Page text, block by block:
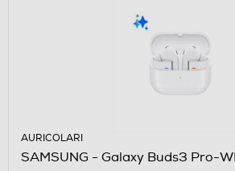
AURICOLARI
SAMSUNG - Galaxy Buds3 Pro-